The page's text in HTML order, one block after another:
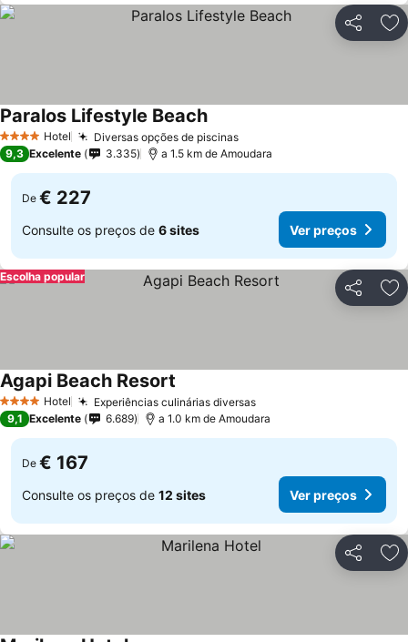
Partilhar
4 EstrelasHotel Diversas opções de piscinas
Paralos Lifestyle Beach
9,3 Excelente 3.335 a 1.5 km de Amoudara
De € 227
Consulte os preços de 6 sites Ver preços
Partilhar
Escolha popular
4 EstrelasHotel Experiências culinárias diversas
Agapi Beach Resort
9,1 Excelente 6.689 a 1.0 km de Amoudara
De € 167
Consulte os preços de 12 sites Ver preços
Partilhar